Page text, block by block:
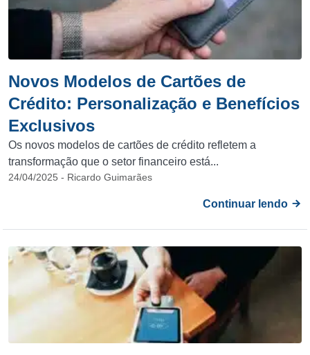
Novos Modelos de Cartões de
Crédito: Personalização e Benefícios
Exclusivos
Os novos modelos de cartões de crédito refletem a
transformação que o setor financeiro está...
24/04/2025 - Ricardo Guimarães
Continuar lendo